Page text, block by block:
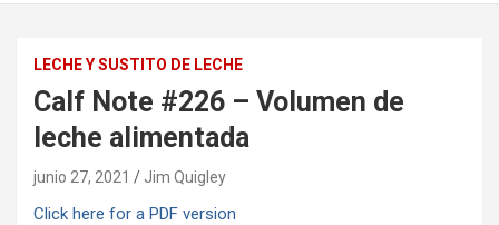
LECHE Y SUSTITO DE LECHE
Calf Note #226 – Volumen de
leche alimentada
junio 27, 2021 Jim Quigley
Click here for a PDF version